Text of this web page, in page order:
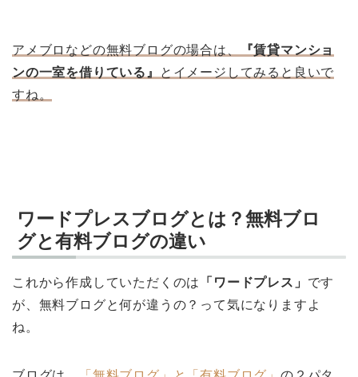
アメブロなどの無料ブログの場合は、
『賃貸マンショ
ンの一室を借りている』
とイメージしてみると良いで
すね。
ワードプレスブログとは？無料ブロ
グと有料ブログの違い
これから作成していただくのは 「ワードプレス」 です
が、無料ブログと何が違うの？って気になりますよ
ね。